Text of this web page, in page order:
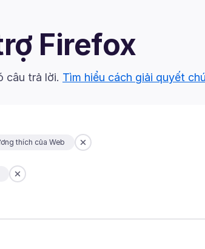
Firefox
câu trả lời. Tìm hiểu cách giải quyết
thích của Web